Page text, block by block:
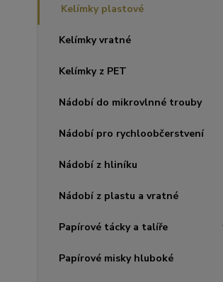
Kelímky plastové
Kelímky vratné
Kelímky z PET
Nádobí do mikrovlnné trouby
Nádobí pro rychloobčerstvení
Nádobí z hliníku
Nádobí z plastu a vratné
Papírové tácky a talíře
Papírové misky hluboké